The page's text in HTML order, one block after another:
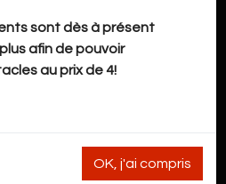
sont dès à présent
afin de pouvoir
au prix de 4!
OK, j'ai compris
aux spectacles